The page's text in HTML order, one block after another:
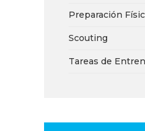
Preparación
Scouting
Tareas de